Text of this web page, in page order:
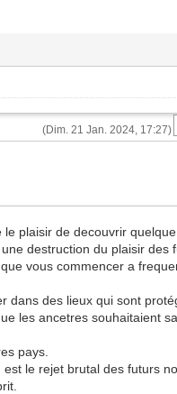
(Dim. 21 Jan. 2024, 17:27)
plaisir de decouvrir
destruction du plaisir des
vous commencer a
dans des lieux qui sont
les ancetres souhaitaient
pays.
le rejet brutal des futurs